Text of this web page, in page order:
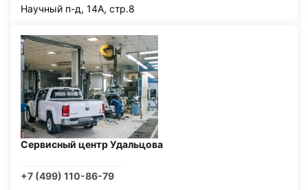
Научный п-д, 14А, стр.8
Сервисный центр Удальцова
+7 (499) 110-86-79